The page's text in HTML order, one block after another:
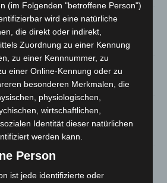
über A7 – Polizei sucht
Bagger-Unfall auf Baustelle
Umbau in Langenhagen
von „Archetyp Market“ erhoben
(im Folgenden "betroffene Person")
wird eine natürliche
die direkt oder indirekt,
Zuordnung zu einer Kennung
zu einer Kennnummer, zu
einer Online-Kennung oder zu
besonderen Merkmalen, die
physiologischen,
wirtschaftlichen,
Identität dieser natürlichen
werden kann.
Person
ist jede identifizierte oder